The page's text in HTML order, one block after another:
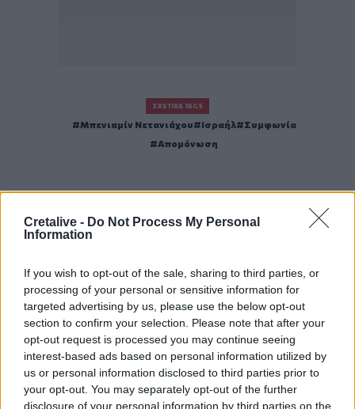
Cretalive - Do Not Process My Personal
Information
If you wish to opt-out of the sale, sharing to third parties, or
processing of your personal or sensitive information for
targeted advertising by us, please use the below opt-out
section to confirm your selection. Please note that after your
opt-out request is processed you may continue seeing
interest-based ads based on personal information utilized by
us or personal information disclosed to third parties prior to
your opt-out. You may separately opt-out of the further
disclosure of your personal information by third parties on the
ΣΧΕΤΙΚΆ TAGS
Μπενιαμίν Νετανιάχου Ισραήλ
Συμφωνία
Απομόνωση
Γίνε ο ρεπόρτερ του CRETALIVE
Ροή ειδήσεων Δημοφιλή
07:40